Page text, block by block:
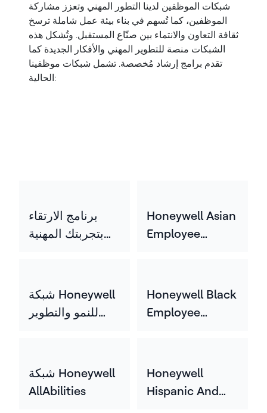
شبكات الموظفين لدينا التطور المهني وتعزز مشاركة
الموظفين، كما تُسهم في بناء بيئة عمل شاملة ترسخ
ثقافة التعاون والانتماء بين صنّاع المستقبل. وتُشكل هذه
الشبكات منصة للتطوير المهني والأفكار الجديدة كما
تقدم برامج إرشاد مُخصصة. تشمل شبكات موظفينا
الحالية:
برنامج الارتقاء
بتجربتك المهنية
Honeywell Asian
Employee
شبكة Honeywell
للنمو والتطوير
Honeywell Black
Employee
شبكة Honeywell
AllAbilities
Honeywell
Hispanic And